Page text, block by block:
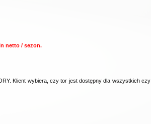
netto / sezon.
. Klient wybiera, czy tor jest dostępny dla wszystkich czy